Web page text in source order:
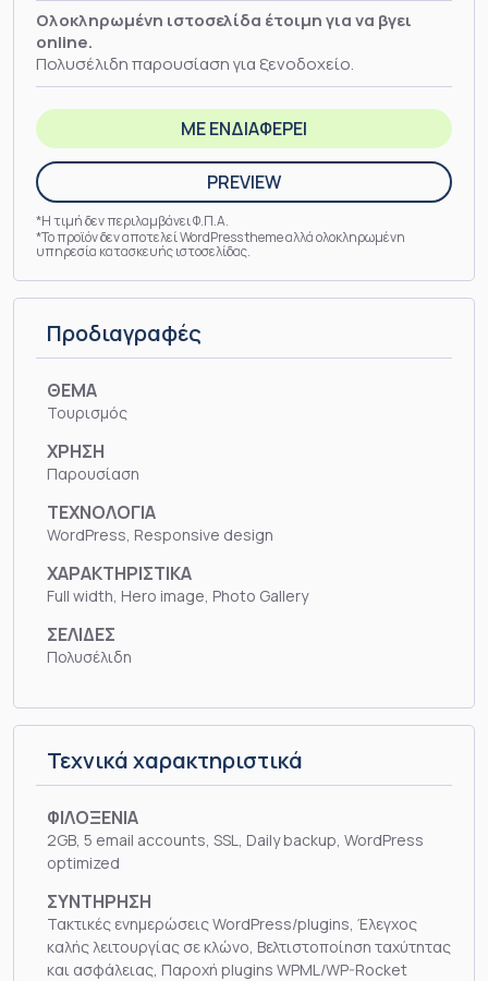
Oλοκληρωμένη ιστοσελίδα έτοιμη για να βγει
online.
Πολυσέλιδη παρουσίαση για ξενοδοχείο.
ΜΕ ΕΝΔΙΑΦΕΡΕΙ
PREVIEW
*Η τιμή δεν περιλαμβάνει Φ.Π.Α.
*Το προϊόν δεν αποτελεί WordPress theme αλλά ολοκληρωμένη
υπηρεσία κατασκευής ιστοσελίδας.
Προδιαγραφές
ΘΕΜΑ
Τουρισμός
ΧΡΗΣΗ
Παρουσίαση
ΤΕΧΝΟΛΟΓΙΑ
WordPress, Responsive design
ΧΑΡΑΚΤΗΡΙΣΤΙΚΑ
Full width, Hero image, Photo Gallery
ΣΕΛΙΔΕΣ
Πολυσέλιδη
Τεχνικά χαρακτηριστικά
ΦΙΛΟΞΕΝΙΑ
2GB, 5 email accounts, SSL, Daily backup, WordPress
optimized
ΣΥΝΤΗΡΗΣΗ
Τακτικές ενημερώσεις WordPress/plugins, Έλεγχος
καλής λειτουργίας σε κλώνο, Βελτιστοποίηση ταχύτητας
και ασφάλειας, Παροχή plugins WPML/WP-Rocket